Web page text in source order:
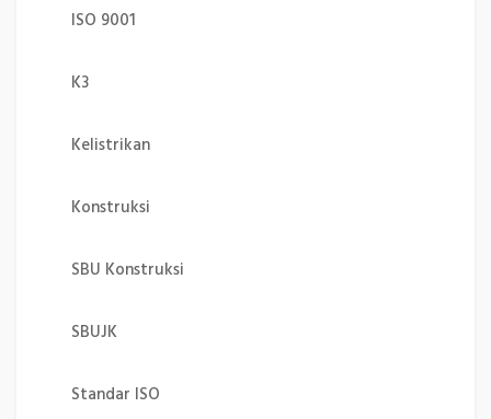
ISO 9001
K3
Kelistrikan
Konstruksi
SBU Konstruksi
SBUJK
Standar ISO